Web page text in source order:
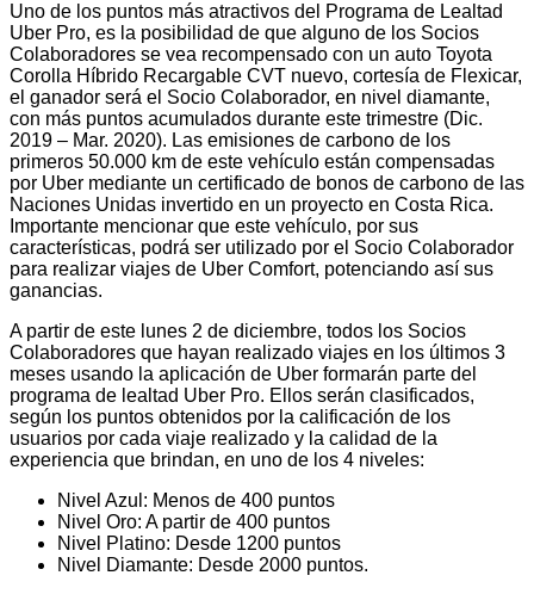
Uno de los puntos más atractivos del Programa de Lealtad
Uber Pro, es la posibilidad de que alguno de los Socios
Colaboradores se vea recompensado con un auto Toyota
Corolla Híbrido Recargable CVT nuevo, cortesía de Flexicar,
el ganador será el Socio Colaborador, en nivel diamante,
con más puntos acumulados durante este trimestre (Dic.
2019 – Mar. 2020). Las emisiones de carbono de los
primeros 50.000 km de este vehículo están compensadas
por Uber mediante un certificado de bonos de carbono de las
Naciones Unidas invertido en un proyecto en Costa Rica.
Importante mencionar que este vehículo, por sus
características, podrá ser utilizado por el Socio Colaborador
para realizar viajes de Uber Comfort, potenciando así sus
ganancias.
A partir de este lunes 2 de diciembre, todos los Socios
Colaboradores que hayan realizado viajes en los últimos 3
meses usando la aplicación de Uber formarán parte del
programa de lealtad Uber Pro. Ellos serán clasificados,
según los puntos obtenidos por la calificación de los
usuarios por cada viaje realizado y la calidad de la
experiencia que brindan, en uno de los 4 niveles:
Nivel Azul: Menos de 400 puntos
Nivel Oro: A partir de 400 puntos
Nivel Platino: Desde 1200 puntos
Nivel Diamante: Desde 2000 puntos.